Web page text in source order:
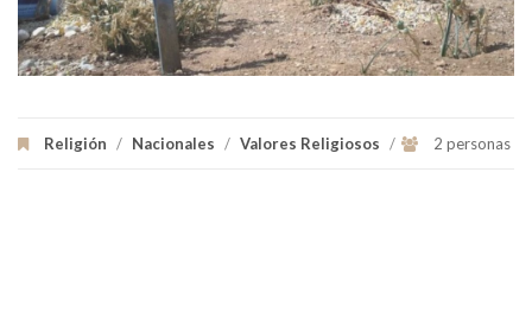
Religión / Nacionales / Valores Religiosos / 2 personas